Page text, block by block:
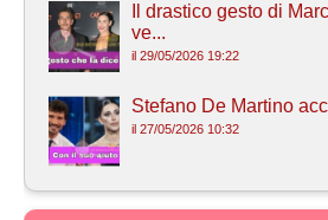
Il drastico gesto di
ve...
il 29/05/2026 19:22
Stefano De Martino
il 27/05/2026 10:32